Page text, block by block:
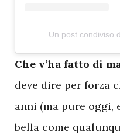
Un post condiviso
Che v’ha fatto di
deve dire per forza
anni (ma pure oggi,
bella come